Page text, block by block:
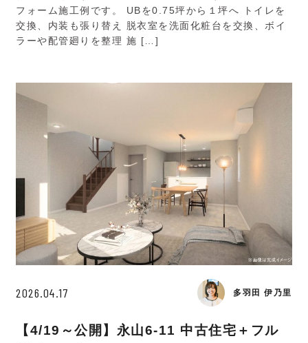
フォーム施工例です。 UBを0.75坪から１坪へ トイレを
交換、内装も張り替え 脱衣室を洗面化粧台を交換、ボイ
ラーや配管廻りを整理 施 […]
2026.04.17 多羽田 伊乃里
【4/19～公開】永山6-11 中古住宅＋フル